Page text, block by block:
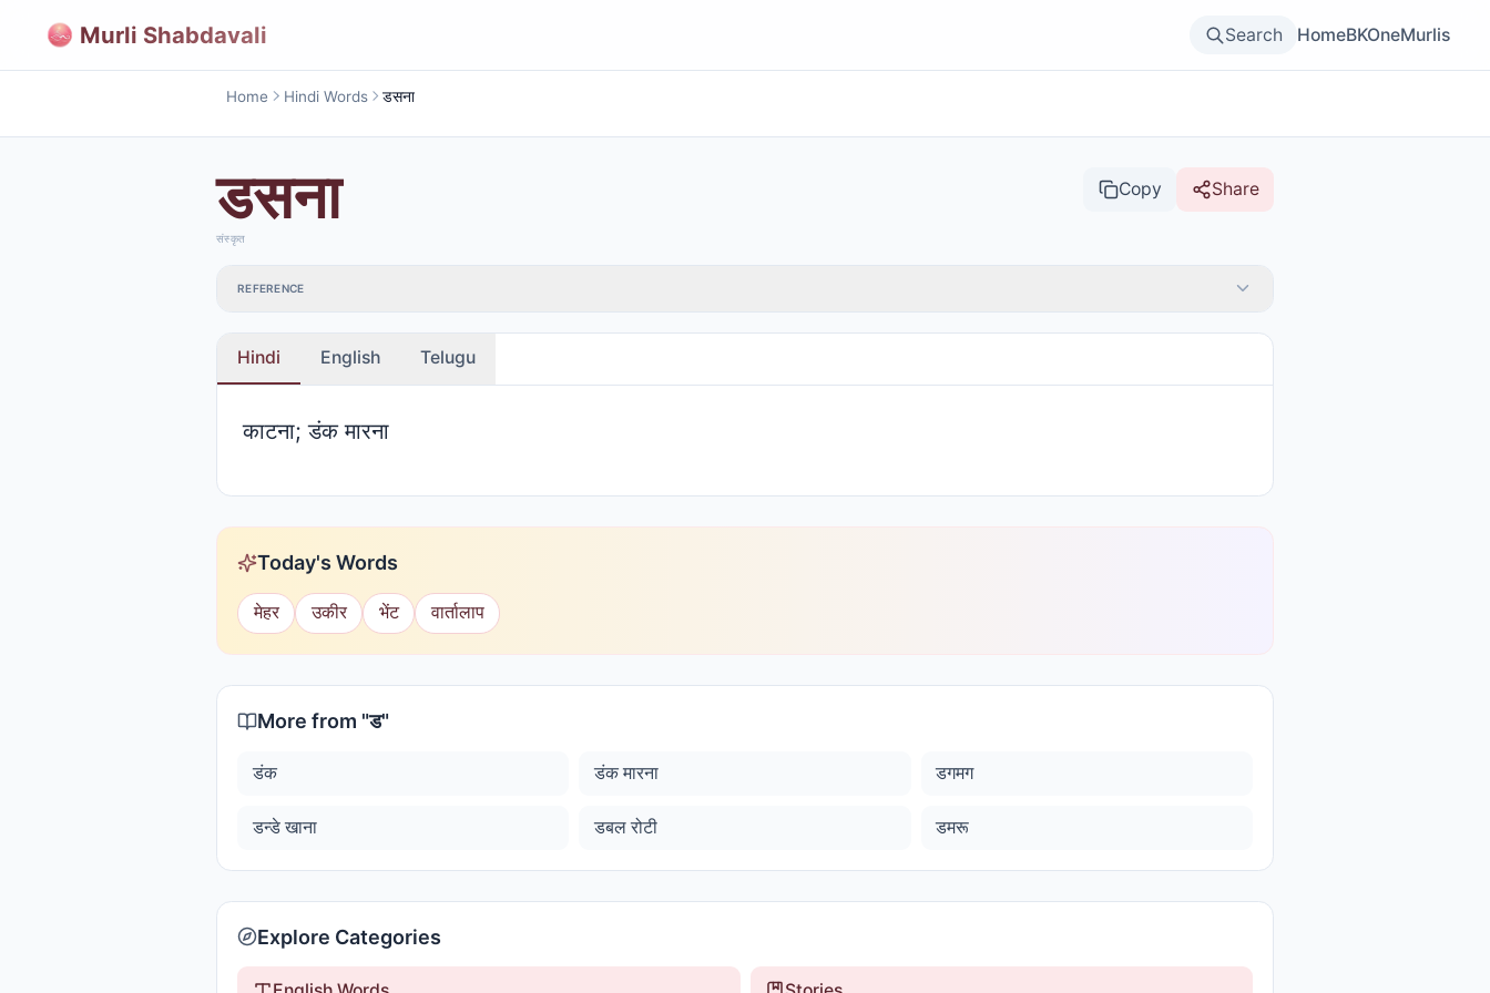
Murli Shabdavali Search HomeBKOneMurlis
Home Hindi Words डसना
डसना Copy Share
संस्कृत
REFERENCE
Hindi English Telugu
काटना; डंक मारना
Today's Words
मेहर उकीर भेंट वार्तालाप
More from "ड"
डंक डंक मारना डगमग
डन्डे खाना डबल रोटी डमरू
Explore Categories